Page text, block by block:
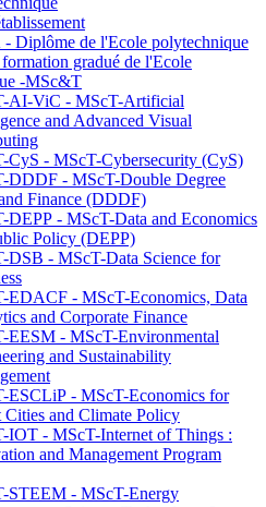
Diplôme de l'Ecole polytechnique
gradué de l'Ecole
-MSc&T
AI-ViC - MScT-Artificial
and Advanced Visual
CyS - MScT-Cybersecurity (CyS)
DDDF - MScT-Double Degree
Finance (DDDF)
DEPP - MScT-Data and Economics
Policy (DEPP)
DSB - MScT-Data Science for
EDACF - MScT-Economics, Data
and Corporate Finance
EESM - MScT-Environmental
and Sustainability
ESCLiP - MScT-Economics for
Cities and Climate Policy
IOT - MScT-Internet of Things :
and Management Program
STEEM - MScT-Energy